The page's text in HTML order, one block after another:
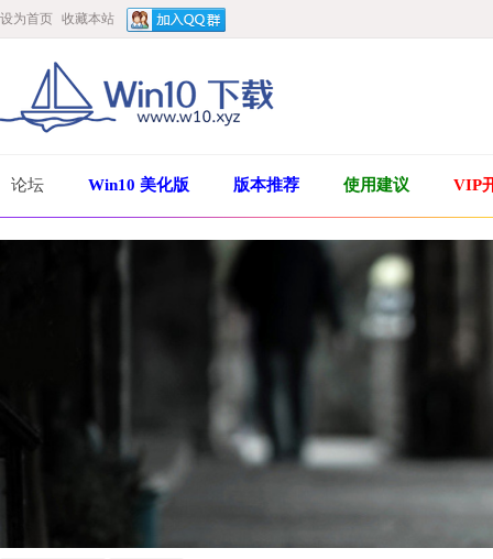
设为首页 收藏本站
论坛 Win10 美化版 版本推荐 使用建议 VIP